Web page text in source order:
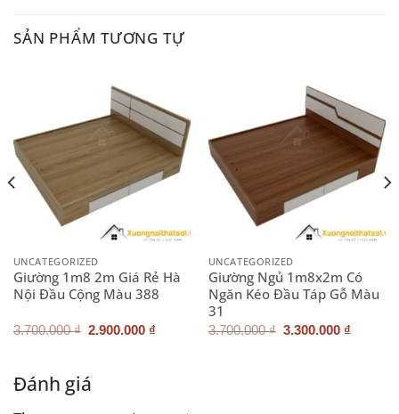
SẢN PHẨM TƯƠNG TỰ
UNCATEGORIZED
Giường 1m8 2m Giá Rẻ Hà
Nội Đầu Cộng Màu 388
3.700.000₫ Giá
2.900.000 ₫
UNCATEGORIZED
Giường Ngủ 1m8x2m Có
Ngăn Kéo Đầu Táp Gỗ Màu
31
3.700.000₫ Giá
3.300.000 ₫
₫.
Đánh giá